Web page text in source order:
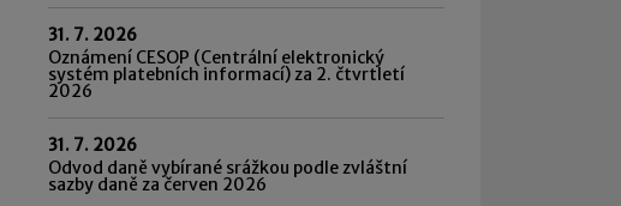
31. 7. 2026
Oznámení CESOP (Centrální elektronický
systém platebních informací) za 2. čtvrtletí
2026
31. 7. 2026
Odvod daně vybírané srážkou podle zvláštní
sazby daně za červen 2026